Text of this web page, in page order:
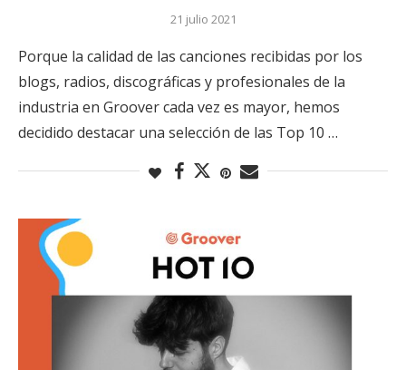
21 julio 2021
Porque la calidad de las canciones recibidas por los
blogs, radios, discográficas y profesionales de la
industria en Groover cada vez es mayor, hemos
decidido destacar una selección de las Top 10 …